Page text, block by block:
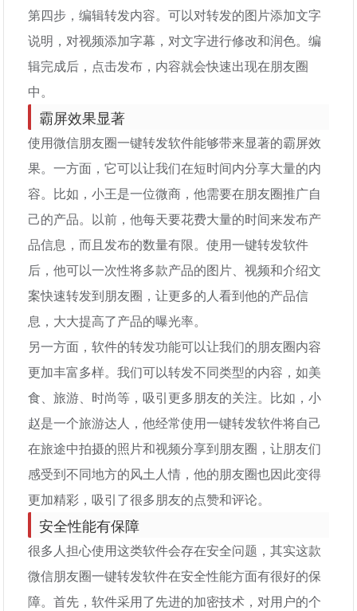
第四步，编辑转发内容。可以对转发的图片添加文字
说明，对视频添加字幕，对文字进行修改和润色。编
辑完成后，点击发布，内容就会快速出现在朋友圈
中。
霸屏效果显著
使用微信朋友圈一键转发软件能够带来显著的霸屏效
果。一方面，它可以让我们在短时间内分享大量的内
容。比如，小王是一位微商，他需要在朋友圈推广自
己的产品。以前，他每天要花费大量的时间来发布产
品信息，而且发布的数量有限。使用一键转发软件
后，他可以一次性将多款产品的图片、视频和介绍文
案快速转发到朋友圈，让更多的人看到他的产品信
息，大大提高了产品的曝光率。
另一方面，软件的转发功能可以让我们的朋友圈内容
更加丰富多样。我们可以转发不同类型的内容，如美
食、旅游、时尚等，吸引更多朋友的关注。比如，小
赵是一个旅游达人，他经常使用一键转发软件将自己
在旅途中拍摄的照片和视频分享到朋友圈，让朋友们
感受到不同地方的风土人情，他的朋友圈也因此变得
更加精彩，吸引了很多朋友的点赞和评论。
安全性能有保障
很多人担心使用这类软件会存在安全问题，其实这款
微信朋友圈一键转发软件在安全性能方面有很好的保
障。首先，软件采用了先进的加密技术，对用户的个